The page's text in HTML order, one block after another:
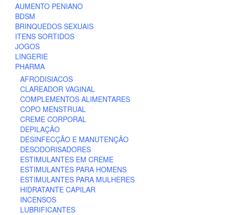
AUMENTO PENIANO
BDSM
BRINQUEDOS SEXUAIS
ITENS SORTIDOS
JOGOS
LINGERIE
PHARMA
AFRODISIACOS
CLAREADOR VAGINAL
COMPLEMENTOS ALIMENTARES
COPO MENSTRUAL
CREME CORPORAL
DEPILAÇÃO
DESINFECÇÃO E MANUTENÇÃO
DESODORISADORES
ESTIMULANTES EM CREME
ESTIMULANTES PARA HOMENS
ESTIMULANTES PARA MULHERES
HIDRATANTE CAPILAR
INCENSOS
LUBRIFICANTES